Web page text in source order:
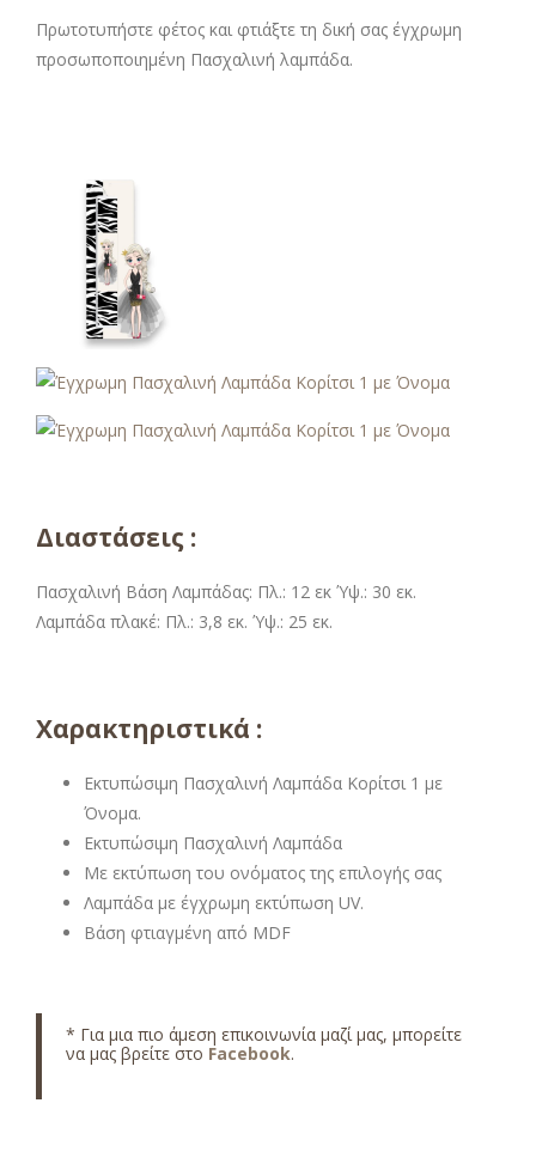
Πρωτοτυπήστε φέτος και φτιάξτε τη δική σας έγχρωμη
προσωποποιημένη Πασχαλινή λαμπάδα.
Διαστάσεις :
Πασχαλινή Βάση Λαμπάδας: Πλ.: 12 εκ Ύψ.: 30 εκ.
Λαμπάδα πλακέ: Πλ.: 3,8 εκ. Ύψ.: 25 εκ.
Χαρακτηριστικά :
Εκτυπώσιμη Πασχαλινή Λαμπάδα Κορίτσι 1 με
Όνομα.
Εκτυπώσιμη Πασχαλινή Λαμπάδα
Με εκτύπωση του ονόματος της επιλογής σας
Λαμπάδα με έγχρωμη εκτύπωση UV.
Βάση φτιαγμένη από MDF
* Για μια πιο άμεση επικοινωνία μαζί μας, μπορείτε
να μας βρείτε στο Facebook.